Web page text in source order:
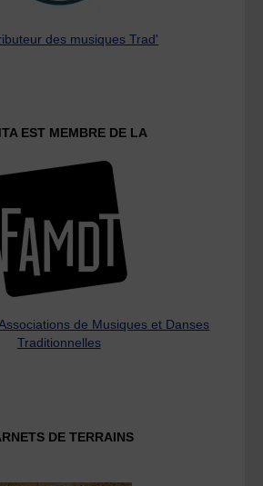
des musiques Trad'
EST MEMBRE DE LA
de Musiques et Danses
Traditionnelles
DE TERRAINS